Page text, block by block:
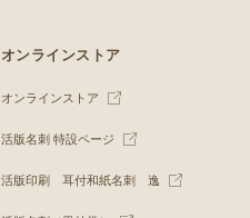
オンラインストア
オンラインストア
活版名刺 特設ページ
活版印刷 耳付和紙名刺 逸